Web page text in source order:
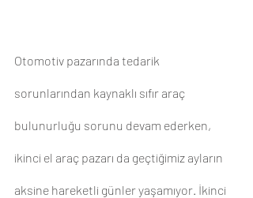
Otomotiv pazarında tedarik
sorunlarından kaynaklı sıfır araç
bulunurluğu sorunu devam ederken,
ikinci el araç pazarı da geçtiğimiz ayların
aksine hareketli günler yaşamıyor. İkinci